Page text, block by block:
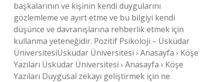
başkalarının ve kişinin kendi duygularını
gözlemleme ve ayırt etme ve bu bilgiyi kendi
düşünce ve davranışlarına rehberlik etmek için
kullanma yeteneğidir. Pozitif Psikoloji – Üsküdar
ÜniversitesiÜsküdar Üniversitesi › Anasayfa › Köşe
Yazıları Üsküdar Üniversitesi › Anasayfa › Köşe
Yazıları Duygusal zekayı geliştirmek için ne